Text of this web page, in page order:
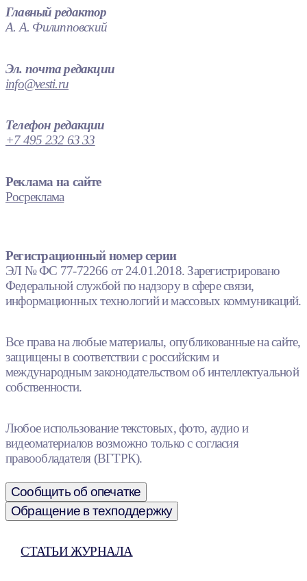
Главный редактор
А. А. Филипповский
Эл. почта редакции
info@vesti.ru
Телефон редакции
+7 495 232 63 33
Реклама на сайте
Росреклама
Регистрационный номер серии
ЭЛ № ФС 77-72266 от 24.01.2018. Зарегистрировано
Федеральной службой по надзору в сфере связи,
информационных технологий и массовых коммуникаций.
Все права на любые материалы, опубликованные на сайте,
защищены в соответствии с российским и
международным законодательством об интеллектуальной
собственности.
Любое использование текстовых, фото, аудио и
видеоматериалов возможно только с согласия
правообладателя (ВГТРК).
Сообщить об опечатке
Обращение в техподдержку
СТАТЬИ ЖУРНАЛА